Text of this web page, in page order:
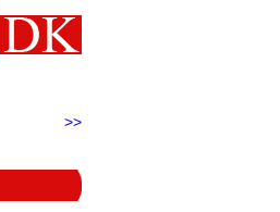
>>